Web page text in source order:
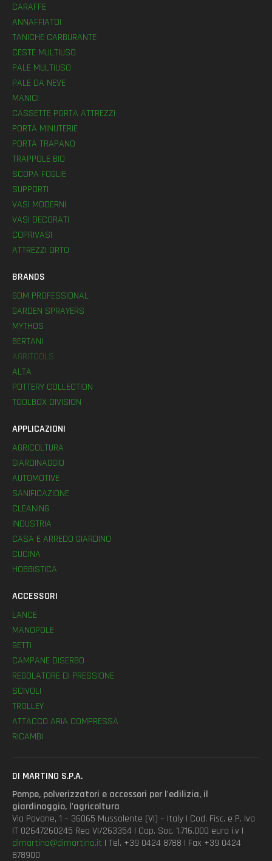
CARAFFE
ANNAFFIATOI
TANICHE CARBURANTE
CESTE MULTIUSO
PALE MULTIUSO
PALE DA NEVE
MANICI
CASSETTE PORTA ATTREZZI
PORTA MINUTERIE
PORTA TRAPANO
TRAPPOLE BIO
SCOPA FOGLIE
SUPPORTI
VASI MODERNI
VASI DECORATI
COPRIVASI
ATTREZZI ORTO
BRANDS
GDM PROFESSIONAL
GARDEN SPRAYERS
MYTHOS
BERTANI
AGRITOOLS
ALTA
POTTERY COLLECTION
TOOLBOX DIVISION
APPLICAZIONI
AGRICOLTURA
GIARDINAGGIO
AUTOMOTIVE
SANIFICAZIONE
CLEANING
INDUSTRIA
CASA E ARREDO GIARDINO
CUCINA
HOBBISTICA
ACCESSORI
LANCE
MANOPOLE
GETTI
CAMPANE DISERBO
REGOLATORE DI PRESSIONE
SCIVOLI
TROLLEY
ATTACCO ARIA COMPRESSA
RICAMBI
DI MARTINO S.P.A.
Pompe, polverizzatori e accessori per l'edilizia, il
giardinaggio, l'agricoltura
Via Pavane, 1 – 36065 Mussolente (VI) – Italy | Cod. Fisc. e P. Iva
IT 02647260245 Rea VI/263354 | Cap. Soc. 1.716.000 euro i.v |
dimartino@dimartino.it | Tel. +39 0424 8788 | Fax +39 0424
878900